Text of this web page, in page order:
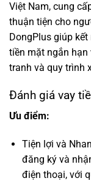
Việt Nam, cung
thuận tiện cho
DongPlus giúp
tiền mặt ngắn
tranh và quy trình
Đánh giá vay
Ưu điểm:
Tiện lợi và
đăng ký và
điện thoại, với